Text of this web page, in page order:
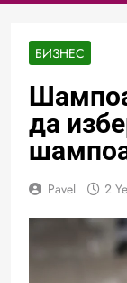
БИЗНЕС
да
Pavel 2